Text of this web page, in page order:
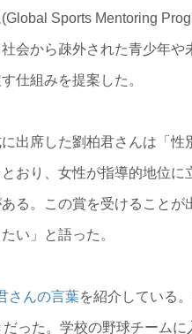
Sports Mentoring
会から疎外された青少年
仕組みを提案した。
出席した劉柏君さんは「性
おり、女性が指導的地位
る。この賞を受けること
い」と語った。
さんの言葉を紹介している
った。学校の野球チーム